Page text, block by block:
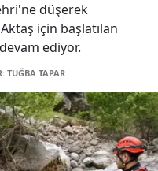
düşerek
için başlatılan
ediyor.
TUĞBA TAPAR